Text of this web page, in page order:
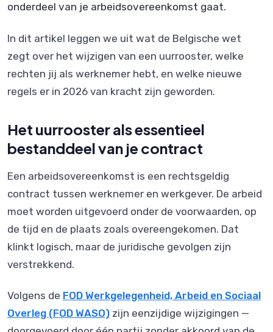
onderdeel van je arbeidsovereenkomst gaat.
In dit artikel leggen we uit wat de Belgische wet
zegt over het wijzigen van een uurrooster, welke
rechten jij als werknemer hebt, en welke nieuwe
regels er in 2026 van kracht zijn geworden.
Het uurrooster als essentieel
bestanddeel van je contract
Een arbeidsovereenkomst is een rechtsgeldig
contract tussen werknemer en werkgever. De arbeid
moet worden uitgevoerd onder de voorwaarden, op
de tijd en de plaats zoals overeengekomen. Dat
klinkt logisch, maar de juridische gevolgen zijn
verstrekkend.
Volgens de FOD Werkgelegenheid, Arbeid en Sociaal
Overleg (FOD WASO) zijn eenzijdige wijzigingen —